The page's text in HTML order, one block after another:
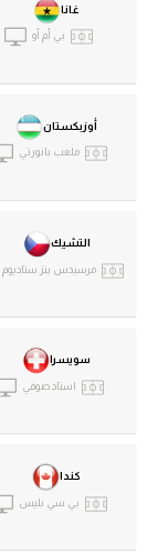
كندا
بي سي بليس
سويسرا
استاد صوفي
التشيك
مرسيدس بنز ستاديوم
أوزبكستان
ملعب بانورتي
غانا
بي أم أو